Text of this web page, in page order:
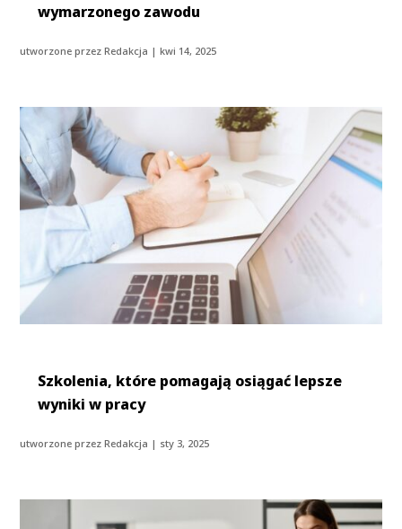
wymarzonego zawodu
utworzone przezRedakcja |kwi 14, 2025
Szkolenia, które pomagają osiągać lepsze
wyniki w pracy
utworzone przezRedakcja | sty 3, 2025